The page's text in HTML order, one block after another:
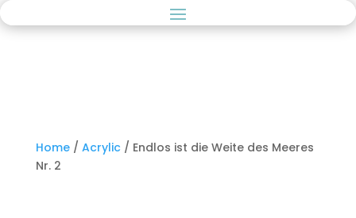
Home/ Acrylic/ Endlos ist die Weite des Meeres
Nr. 2